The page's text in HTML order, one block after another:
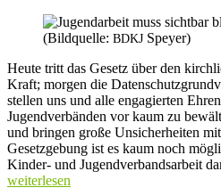
(Bildquelle: BDKJ Speyer)
Heute tritt das Gesetz über den
Kraft; morgen die
stellen uns und alle engagierten
Jugendverbänden vor kaum zu
und bringen große Unsicherheiten
Gesetzgebung ist es kaum noch
Kinder- und Jugendverbandsarbeit
„BDKJ
weiterlesen